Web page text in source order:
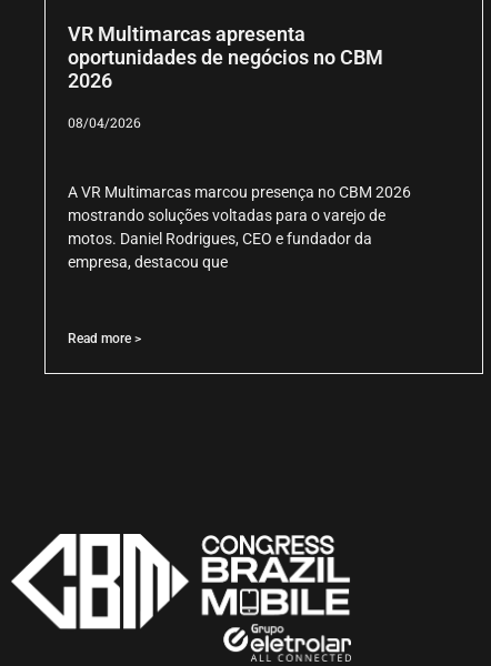
VR Multimarcas apresenta
oportunidades de negócios no CBM
2026
08/04/2026
A VR Multimarcas marcou presença no CBM 2026
mostrando soluções voltadas para o varejo de
motos. Daniel Rodrigues, CEO e fundador da
empresa, destacou que
Read more >